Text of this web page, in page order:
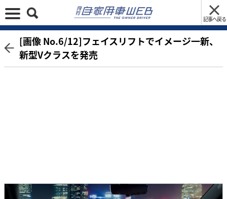
記事へ戻る
[画像 No.6/12]フェイスリフトでイメージ一新、
新型Vクラスを発売